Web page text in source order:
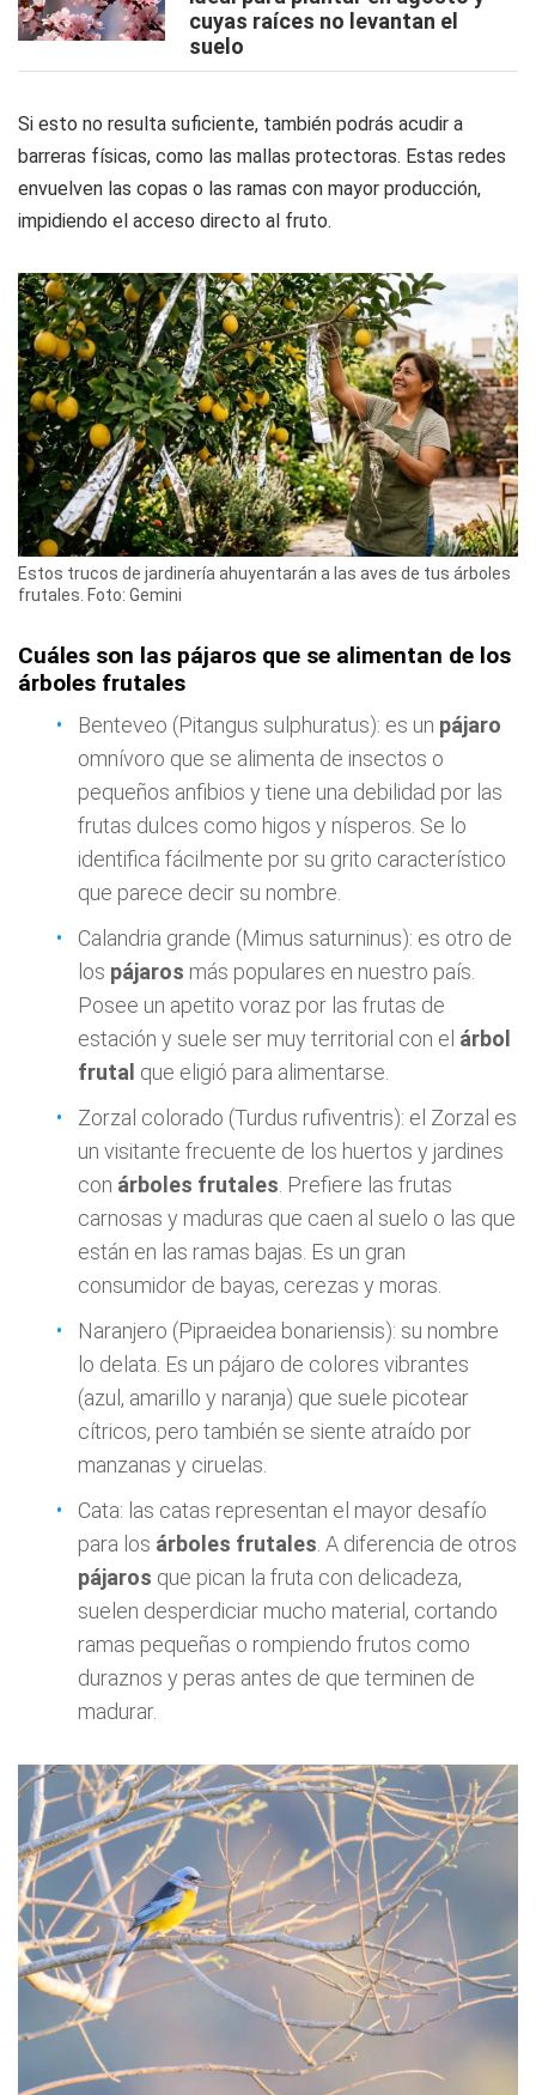
cuyas raíces no levantan el
suelo
Si esto no resulta suficiente, también podrás acudir a
barreras físicas, como las mallas protectoras. Estas redes
envuelven las copas o las ramas con mayor producción,
impidiendo el acceso directo al fruto.
Estos trucos de jardinería ahuyentarán a las aves de tus árboles
frutales. Foto: Gemini
Cuáles son las pájaros que se alimentan de los
árboles frutales
Benteveo (Pitangus sulphuratus): es un pájaro
omnívoro que se alimenta de insectos o
pequeños anfibios y tiene una debilidad por las
frutas dulces como higos y nísperos. Se lo
identifica fácilmente por su grito característico
que parece decir su nombre.
Calandria grande (Mimus saturninus): es otro de
los pájaros más populares en nuestro país.
Posee un apetito voraz por las frutas de
estación y suele ser muy territorial con el árbol
frutal que eligió para alimentarse.
Zorzal colorado (Turdus rufiventris): el Zorzal es
un visitante frecuente de los huertos y jardines
con árboles frutales . Prefiere las frutas
carnosas y maduras que caen al suelo o las que
están en las ramas bajas. Es un gran
consumidor de bayas, cerezas y moras.
Naranjero (Pipraeidea bonariensis): su nombre
lo delata. Es un pájaro de colores vibrantes
(azul, amarillo y naranja) que suele picotear
cítricos, pero también se siente atraído por
manzanas y ciruelas.
Cata: las catas representan el mayor desafío
para los árboles frutales . A diferencia de otros
pájaros que pican la fruta con delicadeza,
suelen desperdiciar mucho material, cortando
ramas pequeñas o rompiendo frutos como
duraznos y peras antes de que terminen de
madurar.